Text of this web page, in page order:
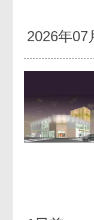
2026年07